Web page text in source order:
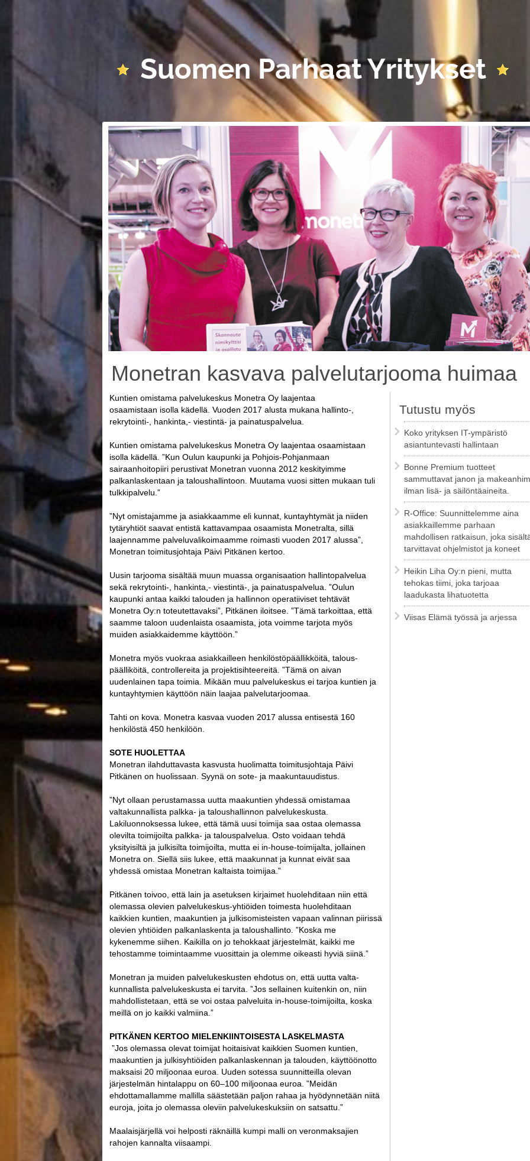
Monetran kasvava palvelutarjooma huimaa
Kuntien omistama palvelukeskus Monetra Oy laajentaa
osaamistaan isolla kädellä. Vuoden 2017 alusta mukana hallinto-,
rekrytointi-, hankinta,- viestintä- ja painatuspalvelua.
Kuntien omistama palvelukeskus Monetra Oy laajentaa osaamistaan
isolla kädellä. ”Kun Oulun kaupunki ja Pohjois-Pohjanmaan
sairaanhoitopiiri perustivat Monetran vuonna 2012 keskityimme
palkanlaskentaan ja taloushallintoon. Muutama vuosi sitten mukaan tuli
tulkkipalvelu.”
”Nyt omistajamme ja asiakkaamme eli kunnat, kuntayhtymät ja niiden
tytäryhtiöt saavat entistä kattavampaa osaamista Monetralta, sillä
laajennamme palveluvalikoimaamme roimasti vuoden 2017 alussa”,
Monetran toimitusjohtaja Päivi Pitkänen kertoo.
Uusin tarjooma sisältää muun muassa organisaation hallintopalvelua
sekä rekrytointi-, hankinta,- viestintä-, ja painatuspalvelua. ”Oulun
kaupunki antaa kaikki talouden ja hallinnon operatiiviset tehtävät
Monetra Oy:n toteutettavaksi”, Pitkänen iloitsee. ”Tämä tarkoittaa, että
saamme taloon uudenlaista osaamista, jota voimme tarjota myös
muiden asiakkaidemme käyttöön.”
Monetra myös vuokraa asiakkailleen henkilöstöpäällikköitä, talous-
päälliköitä, controllereita ja projektisihteereitä. ”Tämä on aivan
uudenlainen tapa toimia. Mikään muu palvelukeskus ei tarjoa kuntien ja
kuntayhtymien käyttöön näin laajaa palvelutarjoomaa.
Tahti on kova. Monetra kasvaa vuoden 2017 alussa entisestä 160
henkilöstä 450 henkilöön.
SOTE HUOLETTAA
Monetran ilahduttavasta kasvusta huolimatta toimitusjohtaja Päivi
Pitkänen on huolissaan. Syynä on sote- ja maakuntauudistus.
”Nyt ollaan perustamassa uutta maakuntien yhdessä omistamaa
valtakunnallista palkka- ja taloushallinnon palvelukeskusta.
Lakiluonnoksessa lukee, että tämä uusi toimija saa ostaa olemassa
olevilta toimijoilta palkka- ja talouspalvelua. Osto voidaan tehdä
yksityisiltä ja julkisilta toimijoilta, mutta ei in-house-toimijalta, jollainen
Monetra on. Siellä siis lukee, että maakunnat ja kunnat eivät saa
yhdessä omistaa Monetran kaltaista toimijaa.”
Pitkänen toivoo, että lain ja asetuksen kirjaimet huolehditaan niin että
olemassa olevien palvelukeskus-yhtiöiden toimesta huolehditaan
kaikkien kuntien, maakuntien ja julkisomisteisten vapaan valinnan piirissä
olevien yhtiöiden palkanlaskenta ja taloushallinto. ”Koska me
kykenemme siihen. Kaikilla on jo tehokkaat järjestelmät, kaikki me
tehostamme toimintaamme vuosittain ja olemme oikeasti hyviä siinä.”
Monetran ja muiden palvelukeskusten ehdotus on, että uutta valta-
kunnallista palvelukeskusta ei tarvita. ”Jos sellainen kuitenkin on, niin
mahdollistetaan, että se voi ostaa palveluita in-house-toimijoilta, koska
meillä on jo kaikki valmiina.”
PITKÄNEN KERTOO MIELENKIINTOISESTA LASKELMASTA
”Jos olemassa olevat toimijat hoitaisivat kaikkien Suomen kuntien,
maakuntien ja julkisyhtiöiden palkanlaskennan ja talouden, käyttöönotto
maksaisi 20 miljoonaa euroa. Uuden sotessa suunnitteilla olevan
järjestelmän hintalappu on 60–100 miljoonaa euroa. ”Meidän
ehdottamallamme mallilla säästetään paljon rahaa ja hyödynnetään niitä
euroja, joita jo olemassa oleviin palvelukeskuksiin on satsattu.”
Maalaisjärjellä voi helposti räknäillä kumpi malli on veronmaksajien
rahojen kannalta viisaampi.
Tutustu myös
Koko yrityksen IT-ympäristö
asiantuntevasti hallintaan
Bonne Premium tuotteet
sammuttavat janon ja
ilman lisä- ja säilöntäaineita.
R-Office: Suunnittelemme aina
asiakkaillemme parhaan
mahdollisen ratkaisun, joka
tarvittavat ohjelmistot ja koneet
Heikin Liha Oy:n pieni, mutta
tehokas tiimi, joka tarjoaa
laadukasta lihatuotetta
Viisas Elämä työssä ja arjessa